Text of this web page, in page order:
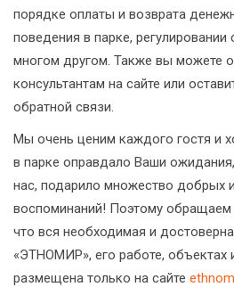
порядке оплаты и возврата
поведения в парке, регулировании
многом другом. Также вы можете
консультантам на сайте или
обратной связи.
Мы очень ценим каждого гостя и
в парке оправдало Ваши
нас, подарило множество добрых
воспоминаний! Поэтому обращаем
что вся необходимая и
«ЭТНОМИР», его работе, объектах
размещена только на сайте